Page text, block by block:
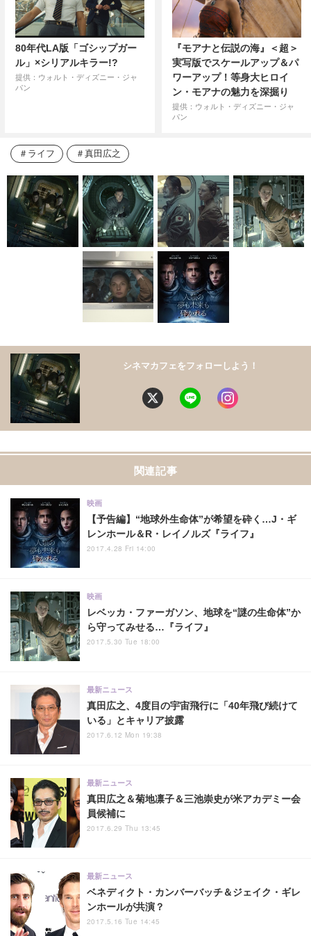
80年代LA版「ゴシップガー
ル」×シリアルキラー!?
提供：ウォルト・ディズニー・ジャ
パン
『モアナと伝説の海』＜超＞
実写版でスケールアップ＆パ
ワーアップ！等身大ヒロイ
ン・モアナの魅力を深掘り
提供：ウォルト・ディズニー・ジャ
パン
ライフ 真田広之
シネマカフェをフォローしよう！
関連記事
【予告編】“地球外生命体”が希望を砕く…J・ギ
レンホール＆R・レイノルズ『ライフ』
映画
2017.4.28 Fri 14:00
レベッカ・ファーガソン、地球を“謎の生命体”か
ら守ってみせる…『ライフ』
映画
2017.5.30 Tue 18:00
真田広之、4度目の宇宙飛行に「40年飛び続けて
いる」とキャリア披露
最新ニュース
2017.6.12 Mon 19:38
真田広之＆菊地凛子＆三池崇史が米アカデミー会
員候補に
最新ニュース
2017.6.29 Thu 13:45
ベネディクト・カンバーバッチ＆ジェイク・ギレ
ンホールが共演？
最新ニュース
2017.5.16 Tue 14:45